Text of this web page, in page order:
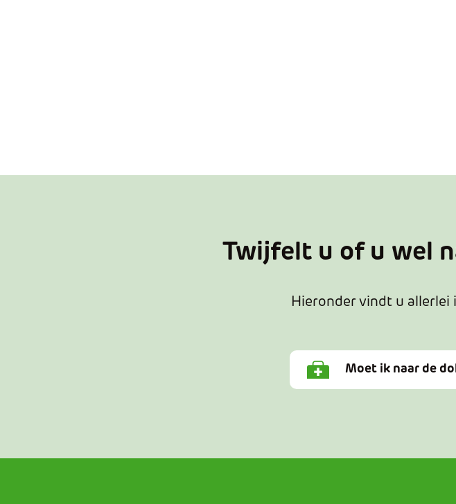
Twijfelt u of u wel
Hieronder vindt u
Moet ik naar de